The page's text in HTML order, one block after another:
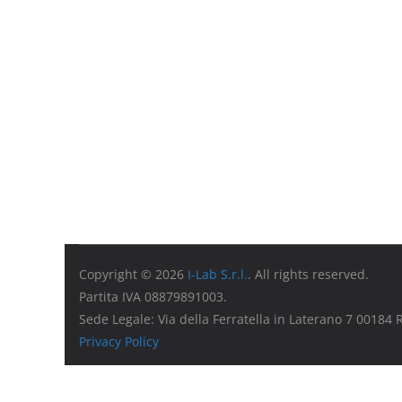
Copyright © 2026 I-Lab S.r.l.. All rights reserved.
Partita IVA 08879891003.
Sede Legale: Via della Ferratella in Laterano 7 00184
Privacy Policy